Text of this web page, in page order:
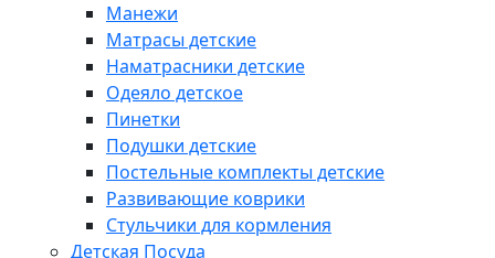
Манежи
Матрасы детские
Наматрасники детские
Одеяло детское
Пинетки
Подушки детские
Постельные комплекты детские
Развивающие коврики
Стульчики для кормления
Детская Посуда